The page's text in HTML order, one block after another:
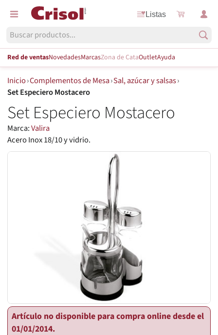
Listas
Red de ventasNovedadesMarcasZona de CataOutletAyuda
Inicio›Complementos de Mesa›Sal, azúcar y salsas›
Set Especiero Mostacero
Set Especiero Mostacero
Marca:Valira
Acero Inox 18/10 y vidrio.
Artículo no disponible para compra online desde el
01/01/2014.